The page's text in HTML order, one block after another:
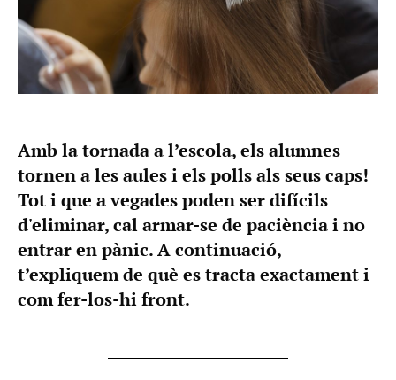
Amb la tornada a l’escola, els alumnes
tornen a les aules i els polls als seus caps!
Tot i que a vegades poden ser difícils
d'eliminar, cal armar-se de paciència i no
entrar en pànic. A continuació,
t’expliquem de què es tracta exactament i
com fer-los-hi front.